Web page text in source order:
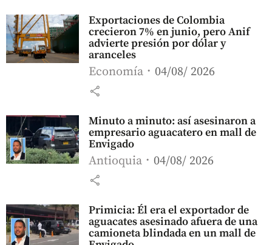
Exportaciones de Colombia
crecieron 7% en junio, pero Anif
advierte presión por dólar y
aranceles
Economía 04/08/ 2026
share
Minuto a minuto: así asesinaron a
empresario aguacatero en mall de
Envigado
Antioquia 04/08/ 2026
share
Primicia: Él era el exportador de
aguacates asesinado afuera de una
camioneta blindada en un mall de